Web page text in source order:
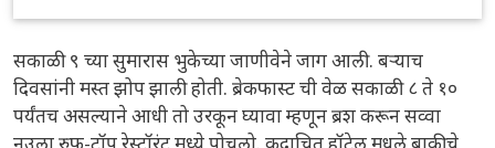
सकाळी ९ च्या सुमारास भुकेच्या जाणीवेने जाग आली. बऱ्याच
दिवसांनी मस्त झोप झाली होती. ब्रेकफास्ट ची वेळ सकाळी ८ ते १०
पर्यंतच असल्याने आधी तो उरकून घ्यावा म्हणून ब्रश करून सव्वा